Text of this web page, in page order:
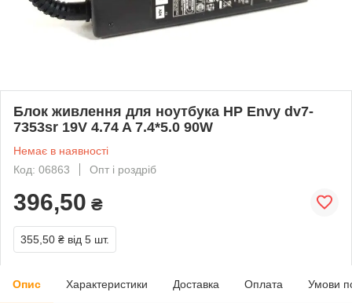
Блок живлення для ноутбука HP Envy dv7-
7353sr 19V 4.74 A 7.4*5.0 90W
Немає в наявності
Код: 06863
Опт і роздріб
396,50 ₴
355,50 ₴ від 5 шт.
Опис Характеристики Доставка Оплата Умови